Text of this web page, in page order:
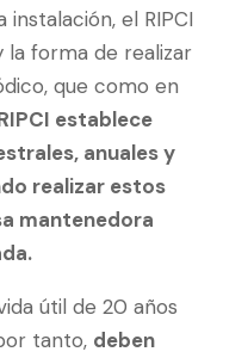
instalación, el RIPCI
la forma de realizar
que como en
establece
anuales y
realizar estos
mantenedora
útil de 20 años
tanto, deben